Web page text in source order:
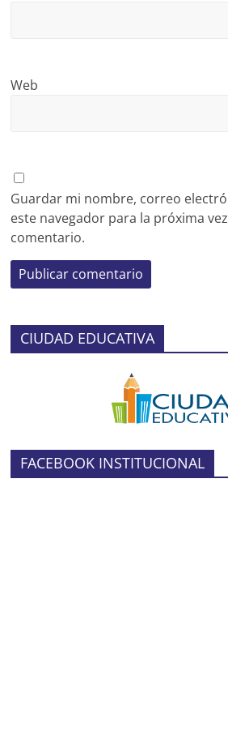
Web
Guardar mi nombre, correo
este navegador para la próxima
comentario.
CIUDAD EDUCATIVA
FACEBOOK INSTITUCIONAL